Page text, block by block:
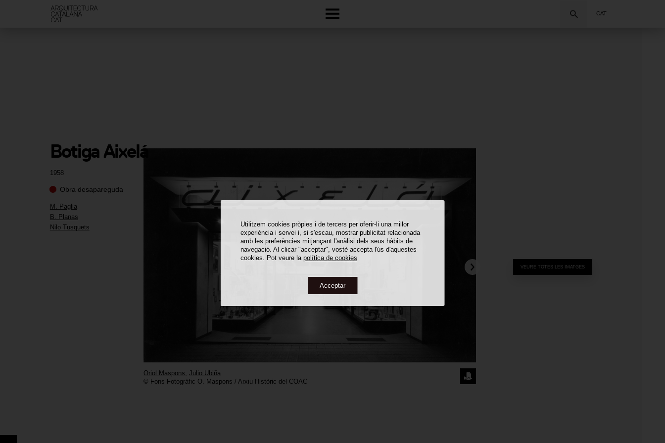
Utilitzem cookies pròpies i de tercers per oferir-li una millor
experiència i servei i, si s'escau, mostrar publicitat relacionada
amb les preferències mitjançant l'anàlisi dels seus hàbits de
navegació. Al clicar "acceptar", vostè accepta l'ús d'aquestes
cookies. Pot veure la política de cookies
Acceptar
CAT
1958
Obra desapareguda
M. Paglia
B. Planas
Nilo Tusquets
Botiga Aixelá
Oriol Maspons,Julio Ubiña
© Fons Fotogràfic O. Maspons / Arxiu Històric del COAC
VEURE TOTES LES IMATGES